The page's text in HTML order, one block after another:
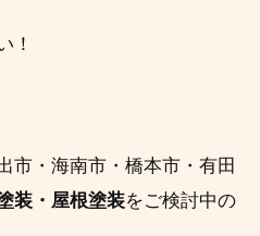
！
市・海南市・橋本市・有田
装・屋根塗装をご検討中の